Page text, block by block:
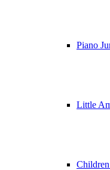
Piano
Little